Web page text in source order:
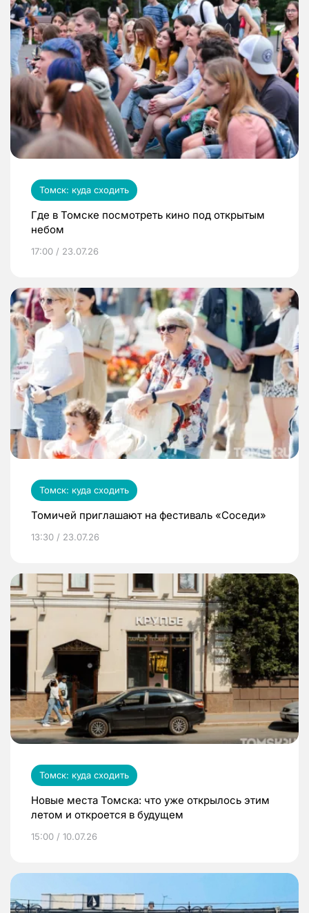
Томск: куда сходить
Где в Томске посмотреть кино под открытым
небом
17:00 / 23.07.26
Томск: куда сходить
Томичей приглашают на фестиваль «Соседи»
13:30 / 23.07.26
Томск: куда сходить
Новые места Томска: что уже открылось этим
летом и откроется в будущем
15:00 / 10.07.26